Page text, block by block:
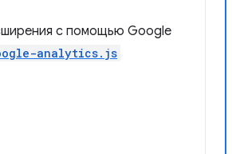
с помощью Google
analytics.js